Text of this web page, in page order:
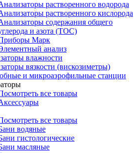
растворенного водорода
растворенного кислорода
содержания общего
и азота (ТОС)
Марк
анализ
влажности
вязкости (вискозиметры)
и микроаэрофильные станции
все товары
все товары
водяные
гистологические
масляные